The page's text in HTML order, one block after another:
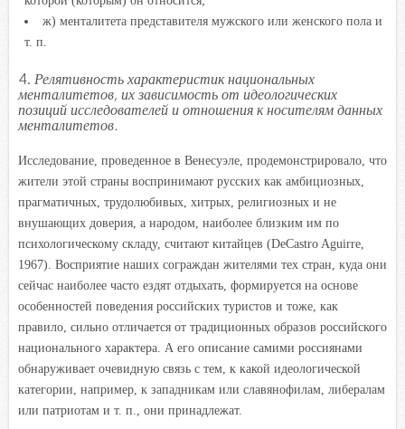
ж) менталитета представителя мужского или женского пола и
т. п.
4. Релятивность характеристик национальных
менталитетов, их зависимость от идеологических
позиций исследователейи отношения к носителям данных
менталитетов.
Исследование, проведенное в Венесуэле, продемонстрировало, что
жители этой страны воспринимают русских как амбициозных,
прагматичных, трудолюбивых, хитрых, религиозных и не
внушающих доверия, а народом, наиболее близким им по
психологическому складу, считают китайцев (DeCastro Aguirre,
1967). Восприятие наших сограждан жителями тех стран, куда они
сейчас наиболее часто ездят отдыхать, формируется на основе
особенностей поведения российских туристов и тоже, как
правило, сильно отличается от традиционных образов российского
национального характера. А его описание самими россиянами
обнаруживает очевидную связь с тем, к какой идеологической
категории, например, к западникам или славянофилам, либералам
или патриотам и т. п., они принадлежат.